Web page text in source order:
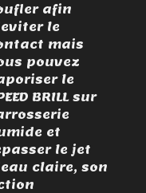
afin
le
mais
pouvez
le
BRILL sur
et
le jet
claire, son